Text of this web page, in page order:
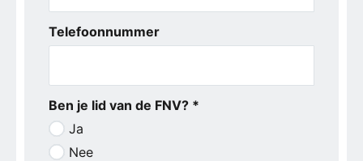
Telefoonnummer
Ben je lid van de FNV? *
Ja
Nee